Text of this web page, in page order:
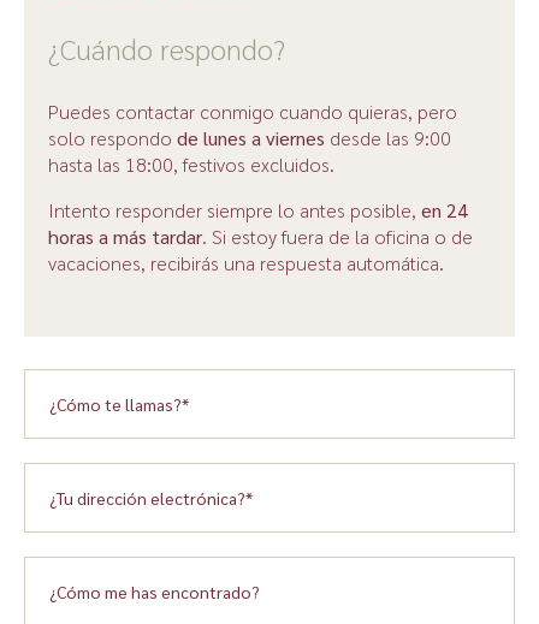
¿Cuándo respondo?
Puedes contactar conmigo cuando quieras, pero
solo respondo de lunes a viernes desde las 9:00
hasta las 18:00, festivos excluidos.
Intento responder siempre lo antes posible, en 24
horas a más tardar. Si estoy fuera de la oficina o de
vacaciones, recibirás una respuesta automática.